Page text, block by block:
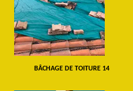
BÂCHAGE DE TOITURE 14